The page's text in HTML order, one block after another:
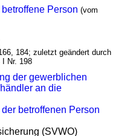
Person (vom
184; zuletzt geändert durch
Nr. 198
der gewerblichen
an die
betroffenen Person
(SVWO)